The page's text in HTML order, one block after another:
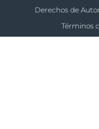
Derechos de
Términos